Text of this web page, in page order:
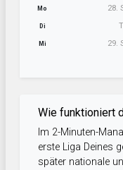
Mo 28.
Di
Mi 29.
Wie funktioniert
Im 2-Minuten-
erste Liga Deines
später nationale